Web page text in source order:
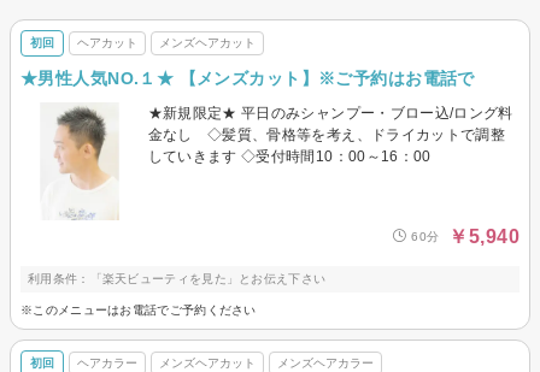
初回 ヘアカット メンズヘアカット
★男性人気NO.１★ 【メンズカット】※ご予約はお電話で
★新規限定★ 平日のみシャンプー・ブロー込/ロング料
金なし ◇髪質、骨格等を考え、ドライカットで調整
していきます ◇受付時間10：00～16：00
60分 ￥5,940
利用条件：「楽天ビューティを見た」とお伝え下さい
※このメニューはお電話でご予約ください
初回 ヘアカラー メンズヘアカット メンズヘアカラー